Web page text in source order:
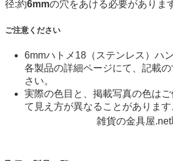
径:約6mmの穴をあける必要がありま
ご注意ください
6mmハトメ18（ステンレス）ハ
各製品の詳細ページにて、記載
さい。
実際の色目と、掲載写真の色は
て見え方が異なることがあります
雑貨の金具屋